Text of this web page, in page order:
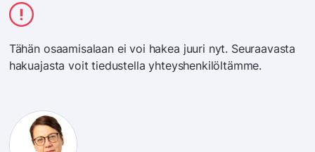
Tähän osaamisalaan ei voi hakea juuri nyt. Seuraavasta
hakuajasta voit tiedustella yhteyshenkilöltämme.